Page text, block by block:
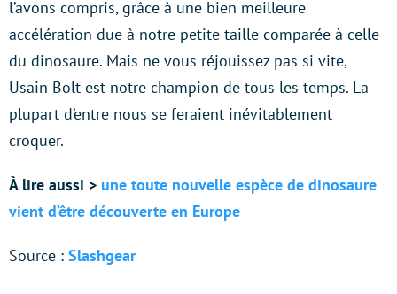
l’avons compris, grâce à une bien meilleure
accélération due à notre petite taille comparée à celle
du dinosaure. Mais ne vous réjouissez pas si vite,
Usain Bolt est notre champion de tous les temps. La
plupart d’entre nous se feraient inévitablement
croquer.
À lire aussi > une toute nouvelle espèce de dinosaure
vient d’être découverte en Europe
Source : Slashgear